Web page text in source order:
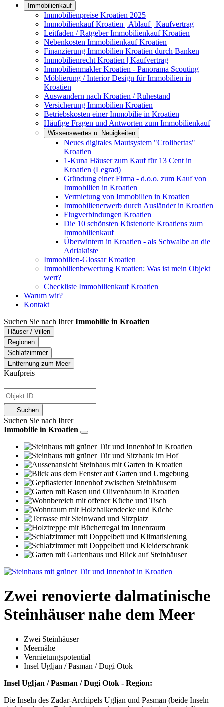
Immobilienkauf
Immobilienpreise Kroatien 2025
Immobilienkauf Kroatien | Ablauf | Kaufvertrag
Leitfaden / Ratgeber Immobilienkauf Kroatien
Nebenkosten Immobilienkauf Kroatien
Finanzierung Immobilien Kroatien durch Banken
Immobilienrecht Kroatien | Kaufvertrag
Immobilienmakler Kroatien - Panorama Scouting
Möblierung / Interior Design für Immobilien in
Kroatien
Auswandern nach Kroatien / Ruhestand
Versicherung Immobilien Kroatien
Betriebskosten einer Immobilie in Kroatien
Häufige Fragen und Antworten zum Immobilienkauf
Wissenswertes u. Neuigkeiten
Neues digitales Mautsystem "Crolibertas"
Kroatien
1-Kuna Häuser zum Kauf für 13 Cent in
Kroatien (Legrad)
Gründung einer Firma - d.o.o. zum Kauf von
Immobilien in Kroatien
Vermietung von Immobilien in Kroatien
Immobilienerwerb durch Ausländer in Kroatien
Flugverbindungen Kroatien
Die 10 schönsten Küstenorte Kroatiens zum
Immobilienkauf
Überwintern in Kroatien - als Schwalbe an die
Adriaküste
Immobilien-Glossar Kroatien
Immobilienbewertung Kroatien: Was ist mein Objekt
wert?
Checkliste Immobilienkauf Kroatien
Warum wir?
Kontakt
Suchen Sie nach IhrerImmobilie in Kroatien
Häuser / Villen
Regionen
Schlafzimmer
Entfernung zum Meer
Kaufpreis
Suchen
Suchen Sie nach Ihrer
Immobilie in Kroatien
Zwei renovierte dalmatinische
Steinhäuser nahe dem Meer
Zwei Steinhäuser
Meernähe
Vermietungspotential
Insel Ugljan / Pasman / Dugi Otok
Insel Ugljan / Pasman / Dugi Otok - Region:
Die Inseln des Zadar-Archipels Ugljan und Pasman (beide Inseln